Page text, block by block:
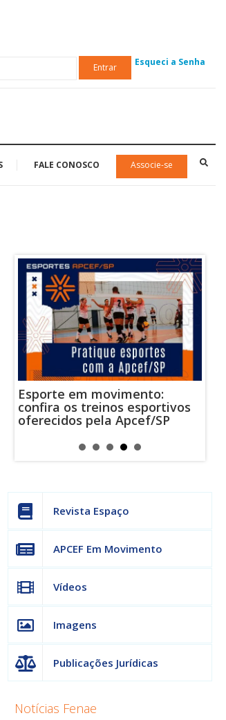
Entrar Esqueci a Senha
FALE CONOSCO Associe-se
Aproveite a parceria da Apcef
com o Sesi e invista em saúde
e momentos de lazer!
Revista Espaço
APCEF Em Movimento
Vídeos
Imagens
Publicações Jurídicas
Notícias Fenae